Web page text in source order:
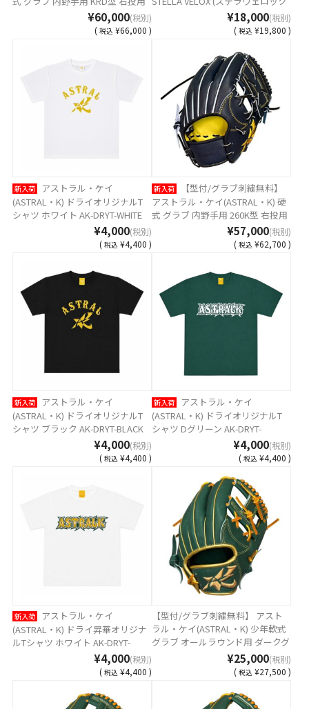
カフィ MADE IN TSURUGA JAPAN
AST-KRD-KAFIK [ 型付け無料 硬式
グラブ刺繍2ヶ所無料(単色のみ) ※
+3300円(税込)]
¥60,000(税別)
( 税込 ¥66,000 )
ス) ベルト式 AST-VEROX1
¥18,000(税別)
( 税込 ¥19,800 )
新入荷
アストラル・ケイ
(ASTRAL・K) ドライオリジナルT
シャツ ホワイト AK-DRYT-WHITE
¥4,000(税別)
( 税込 ¥4,400 )
新入荷
【型付/グラブ刺繍無料】
アストラル・ケイ(ASTRAL・K) 硬
式 グラブ 内野手用 260K型 右投用
インディゴブラック MADE IN
TSURUGA JAPAN AST-260K-IBLK [
型付け無料 硬式グラブ刺繍2ヶ所
の場合、1ヶ所+3300円(税込)]
¥57,000(税別)
( 税込 ¥62,700 )
新入荷
アストラル・ケイ
(ASTRAL・K) ドライオリジナルT
シャツ ブラック AK-DRYT-BLACK
¥4,000(税別)
( 税込 ¥4,400 )
新入荷
アストラル・ケイ
(ASTRAL・K) ドライオリジナルT
シャツ Dグリーン AK-DRYT-
¥4,000(税別)
( 税込 ¥4,400 )
新入荷
アストラル・ケイ
(ASTRAL・K) ドライ昇華オリジナ
ルTシャツ ホワイト AK-DRYT-
¥4,000(税別)
( 税込 ¥4,400 )
【型付/グラブ刺繍無料】 アスト
ラル・ケイ(ASTRAL・K) 少年軟式
グラブ オールラウンド用 ダークグ
リーン ステアレザー 日本製 AST-
26JSM-DGREEN [ 型付け無料 少年
軟式グラブ刺繍1ヶ所無料(単色の
み)※縁取り・影付きの場合、1ヶ
¥25,000(税別)
( 税込 ¥27,500 )